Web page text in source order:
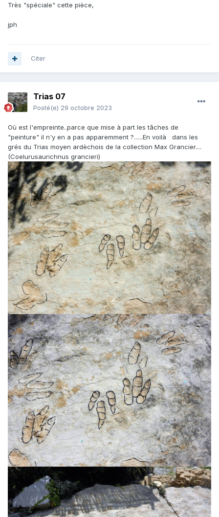
Très "spéciale" cette pièce,
jph
Citer
Trias 07
Posté(e) 29 octobre 2023
Où est l'empreinte..parce que mise à part les tâches de
"peinture" il n'y en a pas apparemment ?......En voilà dans les
grés du Trias moyen ardèchois de la collection Max Grancier....
(Coelurusaurichnus grancieri)